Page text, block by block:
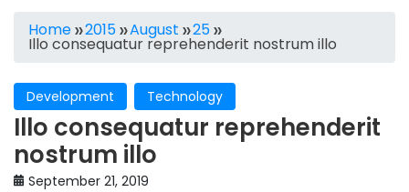
Home 2015 August 25
Illo consequatur reprehenderit nostrum illo
Development Technology
Illo consequatur reprehenderit
nostrum illo
September 21, 2019